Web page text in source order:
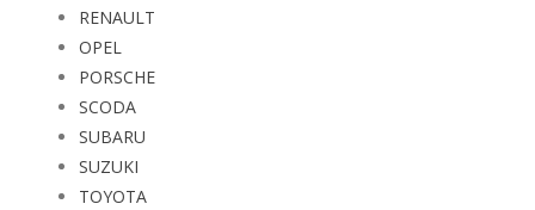
RENAULT
OPEL
PORSCHE
SCODA
SUBARU
SUZUKI
TOYOTA